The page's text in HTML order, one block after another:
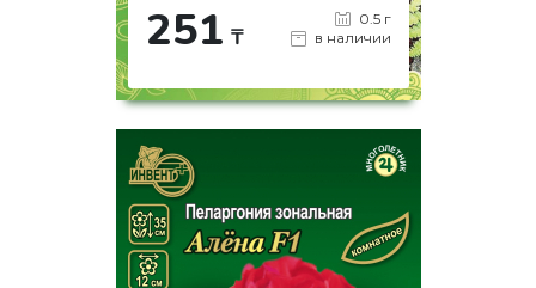
251 ₸
0.5 г
в наличии
-
на страницу товара